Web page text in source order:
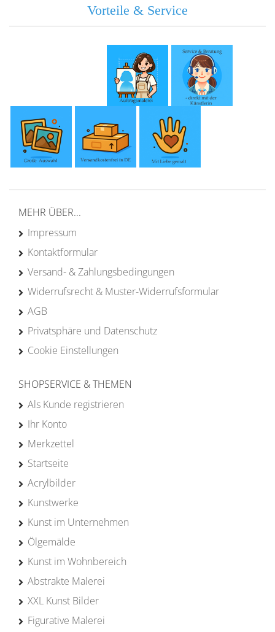
Vorteile & Service
MEHR ÜBER...
Impressum
Kontaktformular
Versand- & Zahlungsbedingungen
Widerrufsrecht & Muster-Widerrufsformular
AGB
Privatsphäre und Datenschutz
Cookie Einstellungen
SHOPSERVICE & THEMEN
Als Kunde registrieren
Ihr Konto
Merkzettel
Startseite
Acrylbilder
Kunstwerke
Kunst im Unternehmen
Ölgemälde
Kunst im Wohnbereich
Abstrakte Malerei
XXL Kunst Bilder
Figurative Malerei